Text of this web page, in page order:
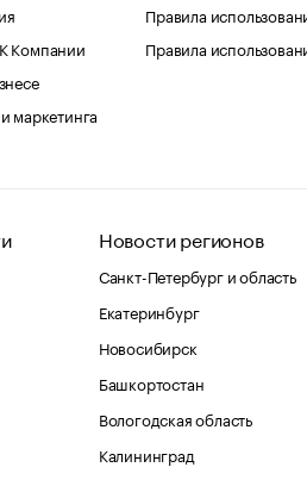
Компании
маркетинга
Правила
Правила
Новости регионов
Санкт-Петербург и область
Екатеринбург
Новосибирск
Башкортостан
Вологодская область
Калининград